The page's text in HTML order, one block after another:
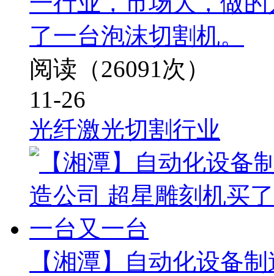
了一台泡沫切割机。
阅读（26091次）
11-26
光纤激光切割行业
【湘潭】自动化设备